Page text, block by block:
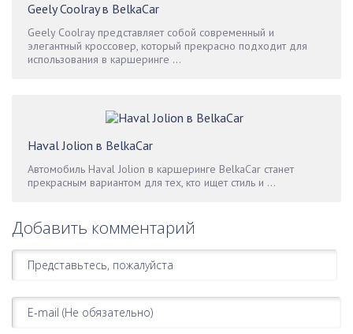
Geely Coolray в BelkaCar
Geely Coolray представляет собой современный и
элегантный кроссовер, который прекрасно подходит для
использования в каршеринге ...
Haval Jolion в BelkaCar
Автомобиль Haval Jolion в каршеринге BelkaCar станет
прекрасным вариантом для тех, кто ищет стиль и ...
Добавить комментарий